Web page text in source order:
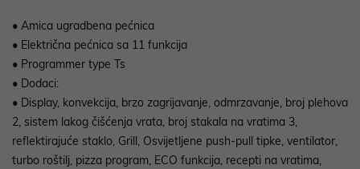
• Amica ugradbena pećnica
• Električna pećnica sa 11 funkcija
• Programmer type Ts
• Dodaci:
• Display, konvekcija, brzo zagrijavanje, odmrzavanje, broj plehova
2, sistem lakog čišćenja vrata, broj stakala na vratima 3,
reflektirajuće staklo, Grill, Osvijetljene push-pull tipke, ventilator,
turbo roštilj, pizza program, ECO funkcija, recepti na vratima,